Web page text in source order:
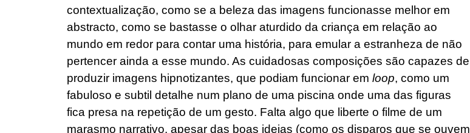
contextualização, como se a beleza das imagens funcionasse melhor em
abstracto, como se bastasse o olhar aturdido da criança em relação ao
mundo em redor para contar uma história, para emular a estranheza de não
pertencer ainda a esse mundo. As cuidadosas composições são capazes de
produzir imagens hipnotizantes, que podiam funcionar em loop, como um
fabuloso e subtil detalhe num plano de uma piscina onde uma das figuras
fica presa na repetição de um gesto. Falta algo que liberte o filme de um
marasmo narrativo, apesar das boas ideias (como os disparos que se ouvem